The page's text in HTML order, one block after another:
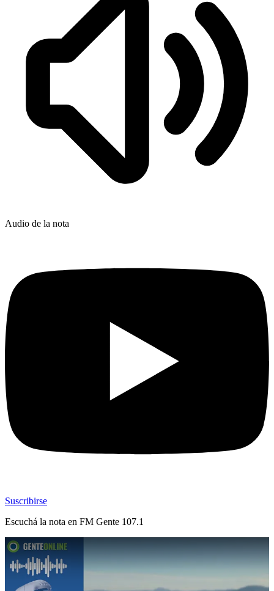
Audio de la nota
Suscribirse
Escuchá la nota en FM Gente 107.1